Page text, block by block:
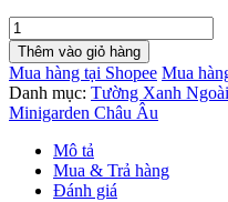
Thi
Công
Cây
Áp
Mái
Tường
Xanh
Đứng
Module
Thêm vào giỏ hàng
Mua hàng tại Shopee Mua
Danh mục: Tường Xanh
Minigarden Châu Âu
Mô tả
Mua & Trả hàng
Đánh giá